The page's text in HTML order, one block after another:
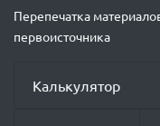
Перепечатка
первоисточника
Калькулятор